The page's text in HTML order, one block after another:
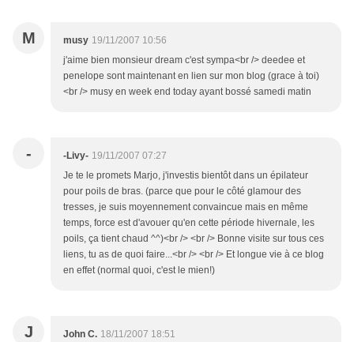
M musy 19/11/2007 10:56
j'aime bien monsieur dream c'est sympa<br /> deedee et
penelope sont maintenant en lien sur mon blog (grace à toi)
<br /> musy en week end today ayant bossé samedi matin
- -Livy- 19/11/2007 07:27
Je te le promets Marjo, j'investis bientôt dans un épilateur
pour poils de bras. (parce que pour le côté glamour des
tresses, je suis moyennement convaincue mais en même
temps, force est d'avouer qu'en cette période hivernale, les
poils, ça tient chaud ^^)<br /> <br /> Bonne visite sur tous ces
liens, tu as de quoi faire...<br /> <br /> Et longue vie à ce blog
en effet (normal quoi, c'est le mien!)
J John C. 18/11/2007 18:51